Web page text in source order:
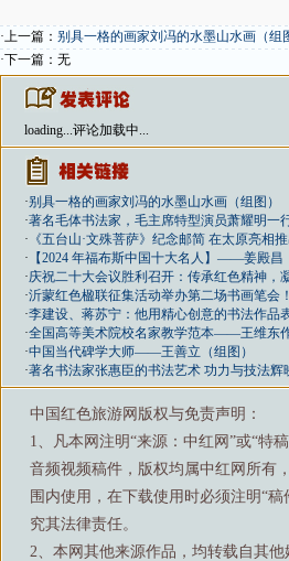
·上一篇： 别具一格的画家刘冯的水墨山水画（组
·下一篇：无
loading...评论加载中...
·别具一格的画家刘冯的水墨山水画（组图）
·著名毛体书法家，毛主席特型演员萧耀明一
· 《五台山·文殊菩萨》纪念邮简 在太原亮相推
· 【2024 年福布斯中国十大名人】——姜殿昌
·庆祝二十大会议胜利召开：传承红色精神，
·沂蒙红色楹联征集活动举办第二场书画笔会！
·李建设、蒋苏宁：他用精心创意的书法作品
·全国高等美术院校名家教学范本——王维东作
·中国当代碑学大师——王善立（组图）
·著名书法家张惠臣的书法艺术 功力与技法辉
中国红色旅游网版权与免责声明：
1、凡本网注明“来源：中红网”或“特
音频视频稿件，版权均属中红网所有
围内使用，在下载使用时必须注明“
究其法律责任。
2、本网其他来源作品，均转载自其